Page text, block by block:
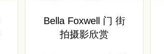
Bella Foxwell 门 街
拍摄影欣赏